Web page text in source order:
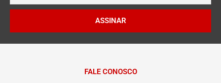
ASSINAR
FALE CONOSCO